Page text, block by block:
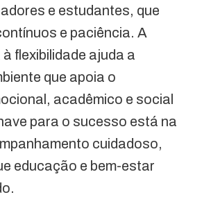
e estudantes, que
e paciência. A
flexibilidade ajuda a
que apoia o
acadêmico e social
para o sucesso está na
cuidadoso,
educação e bem-estar